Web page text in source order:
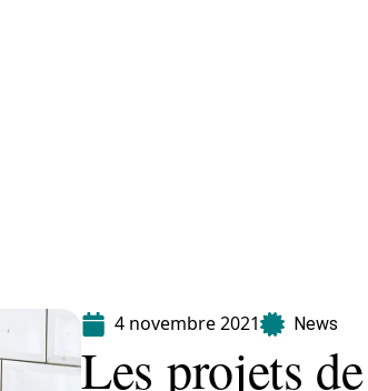
4 novembre 2021 News
Les projets